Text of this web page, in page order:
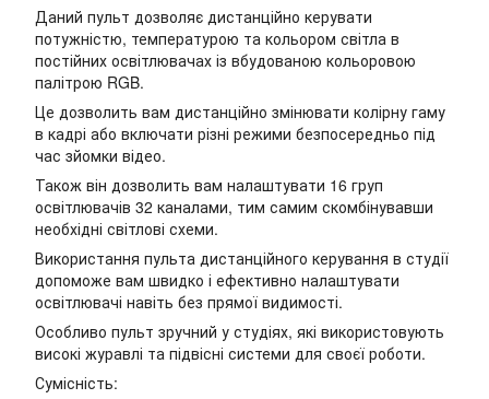
Даний пульт дозволяє дистанційно керувати
потужністю, температурою та кольором світла в
постійних освітлювачах із вбудованою кольоровою
палітрою RGB.
Це дозволить вам дистанційно змінювати колірну гаму
в кадрі або включати різні режими безпосередньо під
час зйомки відео.
Також він дозволить вам налаштувати 16 груп
освітлювачів 32 каналами, тим самим скомбінувавши
необхідні світлові схеми.
Використання пульта дистанційного керування в студії
допоможе вам швидко і ефективно налаштувати
освітлювачі навіть без прямої видимості.
Особливо пульт зручний у студіях, які використовують
високі журавлі та підвісні системи для своєї роботи.
Сумісність: